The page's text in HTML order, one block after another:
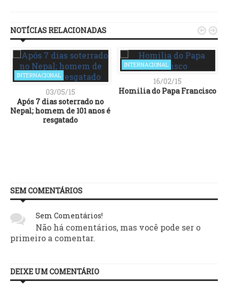
NOTÍCIAS RELACIONADAS
INTERNACIONAL
03/05/15
Após 7 dias soterrado no
Nepal; homem de 101 anos é
resgatado
INTERNACIONAL
16/02/15
Homilia do Papa Francisco
 
SEM COMENTÁRIOS
Sem Comentários!
Não há comentários, mas você pode ser o
primeiro a comentar.
DEIXE UM COMENTÁRIO